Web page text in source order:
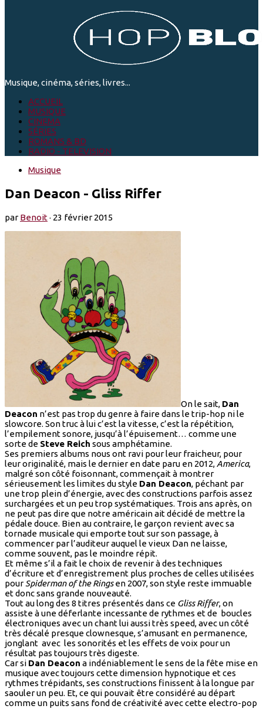
Musique, cinéma, séries, livres...
ACCUEIL
MUSIQUE
CINEMA
SÉRIES
ROMANS & BD
RADIO - TELEVISION
Musique
Dan Deacon - Gliss Riffer
parBenoit· 23 février 2015
On le sait, Dan
Deacon n’est pas trop du genre à faire dans le trip-hop ni le
slowcore. Son truc à lui c’est la vitesse, c’est la répétition,
l’empilement sonore, jusqu’à l’épuisement… comme une
sorte de Steve Reich sous amphétamine.
Ses premiers albums nous ont ravi pour leur fraicheur, pour
leur originalité, mais le dernier en date paru en 2012, America,
malgré son côté foisonnant, commençait à montrer
sérieusement les limites du style Dan Deacon, péchant par
une trop plein d’énergie, avec des constructions parfois assez
surchargées et un peu trop systématiques. Trois ans après, on
ne peut pas dire que notre américain ait décidé de mettre la
pédale douce. Bien au contraire, le garçon revient avec sa
tornade musicale qui emporte tout sur son passage, à
commencer par l’auditeur auquel le vieux Dan ne laisse,
comme souvent, pas le moindre répit.
Et même s’il a fait le choix de revenir à des techniques
d’écriture et d’enregistrement plus proches de celles utilisées
pourSpiderman of the Ringsen 2007, son style reste immuable
et donc sans grande nouveauté.
Tout au long des 8 titres présentés dans ce Gliss Riffer, on
assiste à une déferlante incessante de rythmes et de boucles
électroniques avec un chant lui aussi très speed, avec un côté
très décalé presque clownesque, s’amusant en permanence,
jonglant avec les sonorités et les effets de voix pour un
résultat pas toujours très digeste.
Car si Dan Deacon a indéniablement le sens de la fête mise en
musique avec toujours cette dimension hypnotique et ces
rythmes trépidants, ses constructions finissent à la longue par
saouler un peu. Et, ce qui pouvait être considéré au départ
comme un puits sans fond de créativité avec cette electro-pop